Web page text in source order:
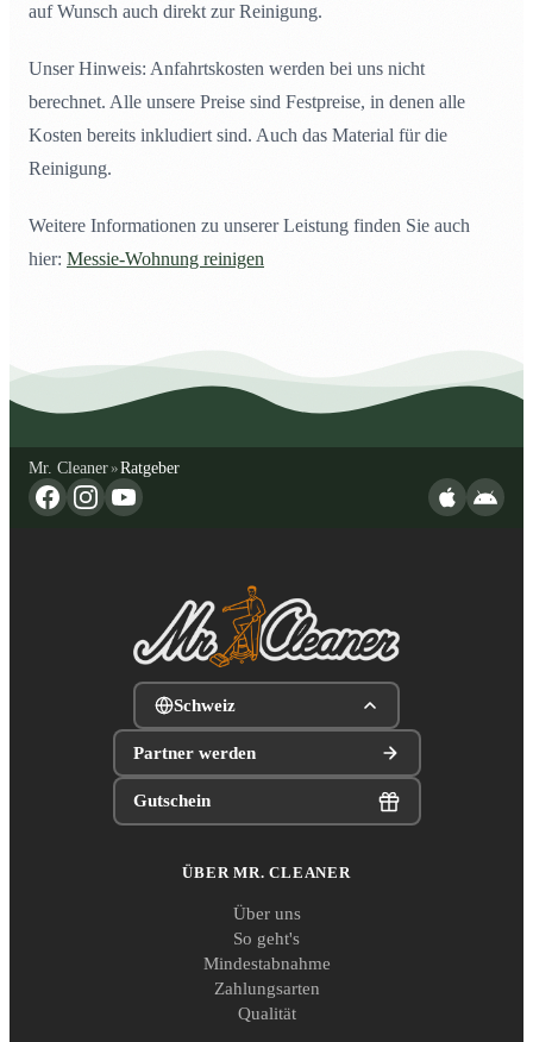
auf Wunsch auch direkt zur Reinigung.
Unser Hinweis: Anfahrtskosten werden bei uns nicht
berechnet. Alle unsere Preise sind Festpreise, in denen alle
Kosten bereits inkludiert sind. Auch das Material für die
Reinigung.
Weitere Informationen zu unserer Leistung finden Sie auch
hier: Messie-Wohnung reinigen
Mr. Cleaner»Ratgeber
Schweiz
Partner werden
Gutschein
ÜBER MR. CLEANER
Über uns
So geht's
Mindestabnahme
Zahlungsarten
Qualität